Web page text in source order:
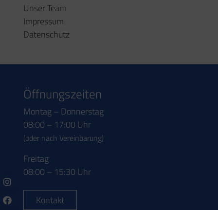
Öffnungszeiten
Montag – Donnerstag
08:00 – 17:00 Uhr
(oder nach Vereinbarung)
Freitag
08:00 – 15:30 Uhr
Kontakt
Unser Team
Impressum
Datenschutz